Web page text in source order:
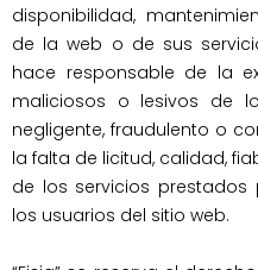
disponibilidad,
de la web o de sus
hace responsable de la
maliciosos o lesivos de
negligente, fraudulento o
la falta de licitud, calidad,
de los servicios
los usuarios del sitio web.